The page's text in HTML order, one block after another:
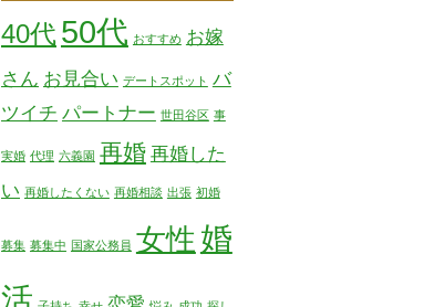
40代 50代 おすすめ お嫁
さん お見合い デートスポット バ
ツイチ パートナー 世田谷区 事
実婚 代理 六義園 再婚 再婚した
い 再婚したくない 再婚相談 出張 初婚
募集 募集中 国家公務員 女性 婚
活